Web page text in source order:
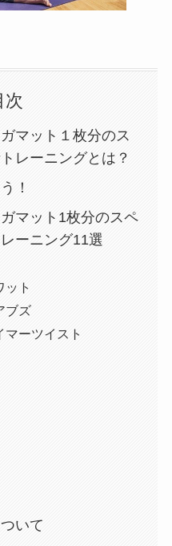
次
マット１枚分のス
レーニングとは？
！
マット1枚分のスペ
ーニング11選
ット
ブズ
マーツイスト
いて